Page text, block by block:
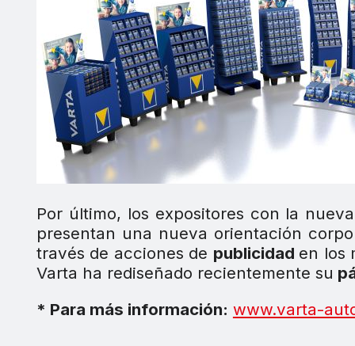
Por último, los expositores con la
presentan una nueva orientación
través de acciones de publicidad en los
Varta ha rediseñado recientemente su
* Para más información: www.varta-